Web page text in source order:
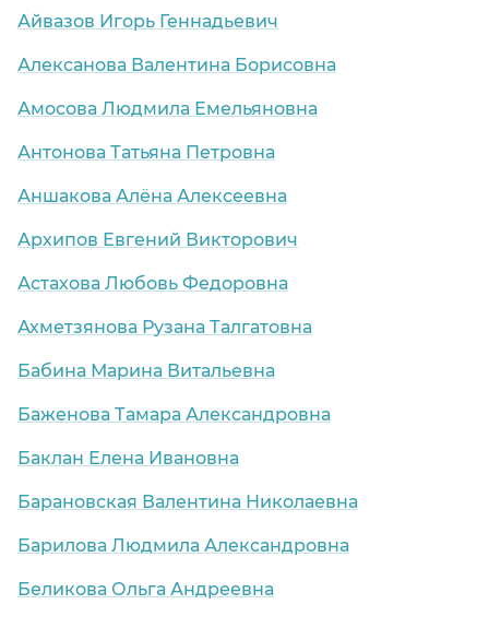
Айвазов Игорь Геннадьевич
Алексанова Валентина Борисовна
Амосова Людмила Емельяновна
Антонова Татьяна Петровна
Аншакова Алёна Алексеевна
Архипов Евгений Викторович
Астахова Любовь Федоровна
Ахметзянова Рузана Талгатовна
Бабина Марина Витальевна
Баженова Тамара Александровна
Баклан Елена Ивановна
Барановская Валентина Николаевна
Барилова Людмила Александровна
Беликова Ольга Андреевна